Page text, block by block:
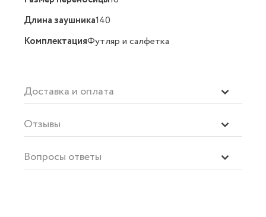
Длина заушника140
КомплектацияФутляр и салфетка
Доставка и оплата
Отзывы
Вопросы ответы